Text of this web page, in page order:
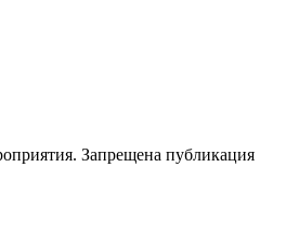
Запрещена публикация